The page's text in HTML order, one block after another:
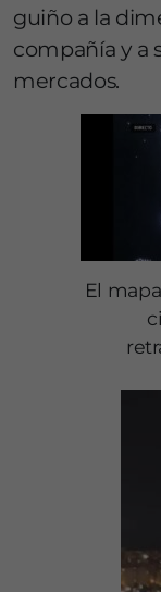
guiño a la
compañía y a
mercados.
El